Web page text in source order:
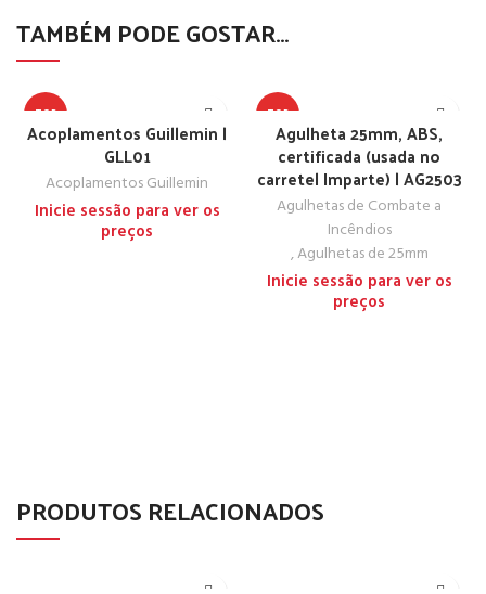
TAMBÉM PODE GOSTAR…
TOP
Acoplamentos Guillemin |
GLL01
Acoplamentos Guillemin
Inicie sessão para ver os
preços
TOP
Agulheta 25mm, ABS,
certificada (usada no
carretel Imparte) | AG2503
Agulhetas de Combate a
Incêndios
,Agulhetas de 25mm
Inicie sessão para ver os
preços
PRODUTOS RELACIONADOS